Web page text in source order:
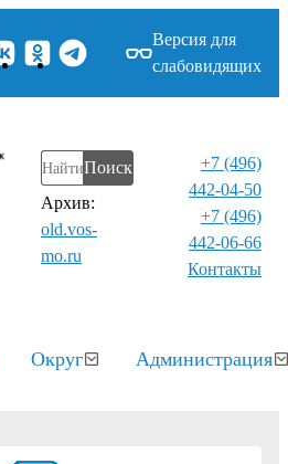
Версия для
слабовидящих
Поиск
Архив:
old.vos-
mo.ru
+7 (496)
442-04-50
+7 (496)
442-06-66
Контакты⁠
Округ Администрация